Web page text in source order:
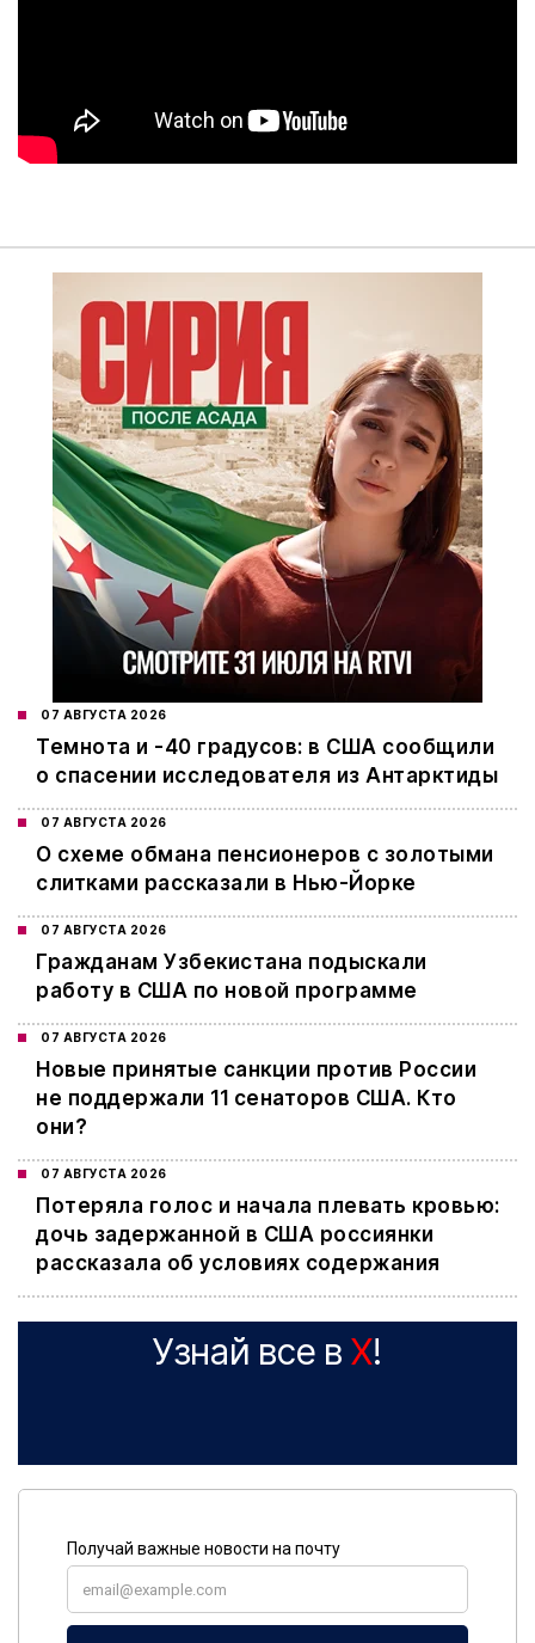
07 АВГУСТА 2026
Темнота и -40 градусов: в США сообщили
о спасении исследователя из Антарктиды
07 АВГУСТА 2026
О схеме обмана пенсионеров с золотыми
слитками рассказали в Нью-Йорке
07 АВГУСТА 2026
Гражданам Узбекистана подыскали
работу в США по новой программе
07 АВГУСТА 2026
Новые принятые санкции против России
не поддержали 11 сенаторов США. Кто
они?
07 АВГУСТА 2026
Потеряла голос и начала плевать кровью:
дочь задержанной в США россиянки
рассказала об условиях содержания
Узнай все в X!